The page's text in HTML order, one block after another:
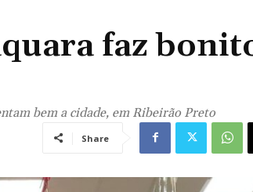
faz
bem a cidade, em Ribeirão Preto
Share